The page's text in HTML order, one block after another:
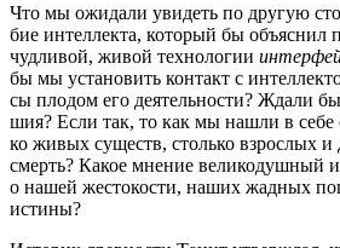
Что мы ожи­да­ли уви­деть по дру­гую
бие интел­лек­та, кото­рый бы
чуд­ли­вой, живой тех­но­ло­гии
бы мы уста­но­вить кон­такт с
сы пло­дом его дея­тель­но­сти? Жда­ли
шия? Если так, то как мы нашли в
ко живых существ, столь­ко взрос­лых и
смерть? Какое мне­ние вели­ко­душ­ный
о нашей жесто­ко­сти, наших жад­ных
истины?